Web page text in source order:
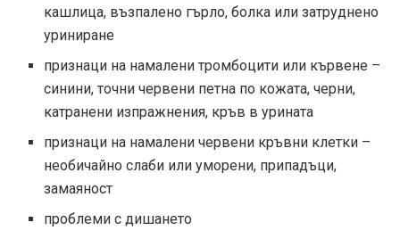
кашлица, възпалено гърло, болка или затруднено
уриниране
признаци на намалени тромбоцити или кървене –
синини, точни червени петна по кожата, черни,
катранени изпражнения, кръв в урината
признаци на намалени червени кръвни клетки –
необичайно слаби или уморени, припадъци,
замаяност
проблеми с дишането